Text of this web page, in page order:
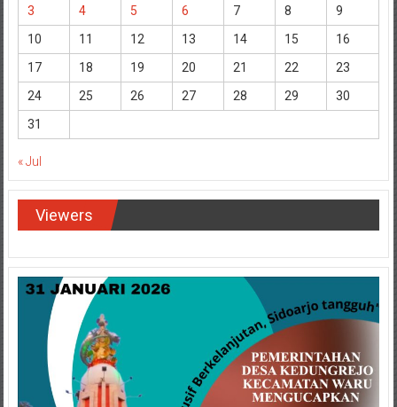
3
4 5 6 7 8
9
10
11 12 13 14 15
16
17
18 19 20 21 22
23
24
25 26 27 28 29
30
31
« Jul
Viewers